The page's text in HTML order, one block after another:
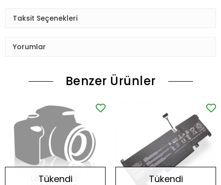
Taksit Seçenekleri
Yorumlar
Benzer Ürünler
Tükendi Tükendi